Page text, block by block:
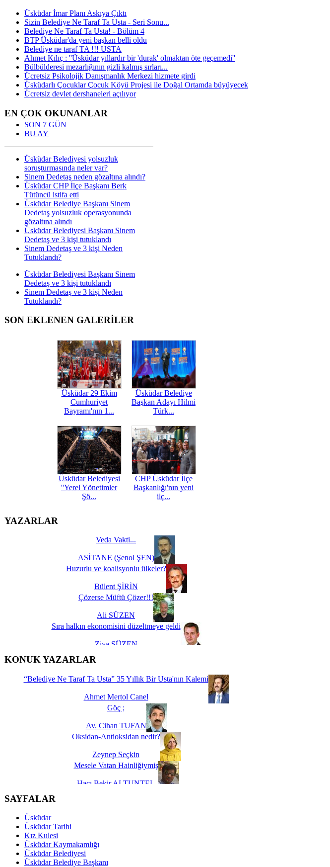
Üsküdar İmar Planı Askıya Çıktı
Sizin Belediye Ne Taraf Ta Usta - Seri Sonu...
Belediye Ne Taraf Ta Usta! - Bölüm 4
BTP Üsküdar'da yeni başkan belli oldu
Belediye ne taraf TA !!! USTA
Ahmet Kılıç : ''Üsküdar yıllardır bir 'durak' olmaktan öte geçemedi''
Bülbülderesi mezarlığının gizli kalmış sırları...
Ücretsiz Psikolojik Danışmanlık Merkezi hizmete girdi
Üsküdarlı Çocuklar Çocuk Köyü Projesi ile Doğal Ortamda büyüyecek
Ücretsiz devlet dershaneleri açılıyor
EN ÇOK OKUNANLAR
SON 7 GÜN
BU AY
Üsküdar Belediyesi yolsuzluk
soruşturmasında neler var?
Sinem Dedetaş neden gözaltına alındı?
Üsküdar CHP İlçe Başkanı Berk
Tütüncü istifa etti
Üsküdar Belediye Başkanı Sinem
Dedetaş yolsuzluk operasyonunda
gözaltına alındı
Üsküdar Belediyesi Başkanı Sinem
Dedetaş ve 3 kişi tutuklandı
Sinem Dedetaş ve 3 kişi Neden
Tutuklandı?
Üsküdar Belediyesi Başkanı Sinem
Dedetaş ve 3 kişi tutuklandı
Sinem Dedetaş ve 3 kişi Neden
Tutuklandı?
SON EKLENEN GALERİLER
Üsküdar 29 Ekim
Cumhuriyet
Bayramı'nın 1...
Üsküdar Belediye
Başkan Adayı Hilmi
Türk...
Üsküdar Belediyesi
''Yerel Yönetimler
Şö...
CHP Üsküdar İlçe
Başkanlığı'nın yeni
ilç...
YAZARLAR
Veda Vakti...
ASİTANE (Şenol ŞEN)
Huzurlu ve koalisyonlu ülkeler?
Bülent ŞİRİN
Çözerse Müftü Çözer!!!
Ali SÜZEN
Sıra halkın ekonomisini düzeltmeye geldi
Ziya SÜZEN
İşte Biz buyuz...
KONUK YAZARLAR
“Belediye Ne Taraf Ta Usta” 35 Yıllık Bir Usta'nın Kalemi
Ahmet Mertol Canel
Göç ;
Av. Cihan TUFAN
Oksidan-Antioksidan nedir?
Zeynep Seçkin
Mesele Vatan Hainliğiymiş
Hacı Bekir ALTUNTEL
Dünya Fani, Ama Kısa Bir Süre De Olsa Burdayız
Savaş ŞENEL
Hukukun Adaleti Kalmadı Üstadım!
SAYFALAR
Üsküdar
Üsküdar Tarihi
Kız Kulesi
Üsküdar Kaymakamlığı
Üsküdar Belediyesi
Üsküdar Belediye Başkanı